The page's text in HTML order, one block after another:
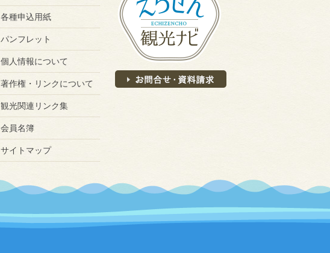
各種申込用紙
パンフレット
個人情報について
著作権・リンクについて
観光関連リンク集
会員名簿
サイトマップ